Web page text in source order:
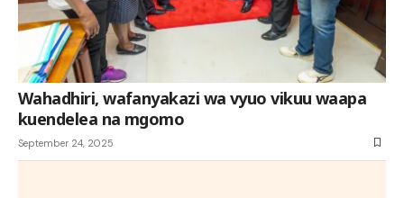
Wahadhiri, wafanyakazi wa vyuo vikuu waapa
kuendelea na mgomo
September 24, 2025